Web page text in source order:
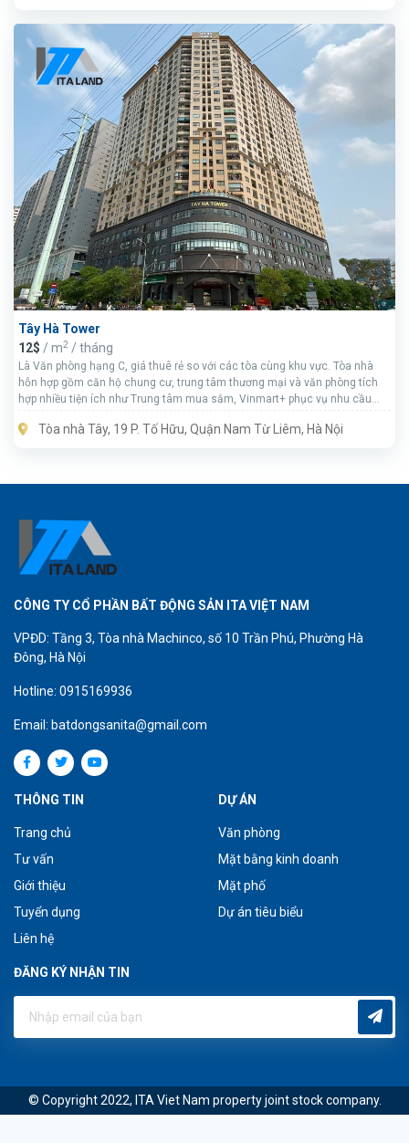
Tây Hà Tower
12$ / m2 / tháng
Là Văn phòng hạng C, giá thuê rẻ so với các tòa cùng khu vực. Tòa nhà
hỗn hợp gồm căn hộ chung cư, trung tâm thương mại và văn phòng tích
hợp nhiều tiện ích như Trung tâm mua sắm, Vinmart+ phục vụ nhu cầu
Tòa nhà Tây, 19 P. Tố Hữu, Quận Nam Từ Liêm, Hà Nội
CÔNG TY CỔ PHẦN BẤT ĐỘNG SẢN ITA VIỆT NAM
VPĐD: Tầng 3, Tòa nhà Machinco, số 10 Trần Phú, Phường Hà
Đông, Hà Nội
Hotline: 0915169936
Email: batdongsanita@gmail.com
THÔNG TIN
Trang chủ
Tư vấn
Giới thiệu
Tuyển dụng
Liên hệ
DỰ ÁN
Văn phòng
Mặt bằng kinh doanh
Mặt phố
Dự án tiêu biểu
ĐĂNG KÝ NHẬN TIN
© Copyright 2022, ITA Viet Nam property joint stock company.